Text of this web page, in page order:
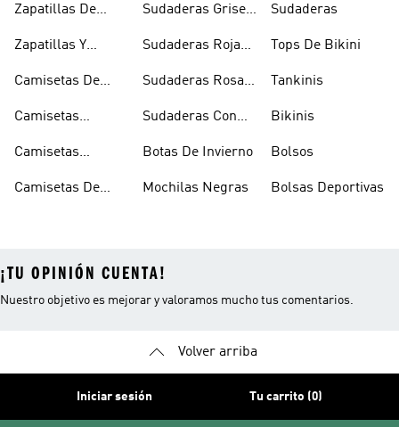
Zapatillas De
Zapatillas Y
Camisetas De
Camisetas
Camisetas
Camisetas De
Sudaderas Grises
Sudaderas Rojas
Sudaderas Rosas
Sudaderas Con
Botas De Invierno
Mochilas Negras
Sudaderas
Tops De Bikini
Tankinis
Bikinis
Bolsos
Bolsas Deportivas
¡TU OPINIÓN CUENTA!
Nuestro objetivo es mejorar y valoramos mucho tus comentarios.
Volver arriba
Iniciar sesión Tu carrito (0)